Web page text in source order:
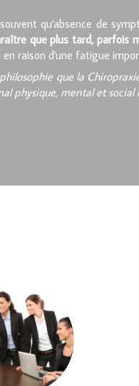
qu'absence de
que plus tard, parfois
en raison d'une fatigue
que la
physique, mental et